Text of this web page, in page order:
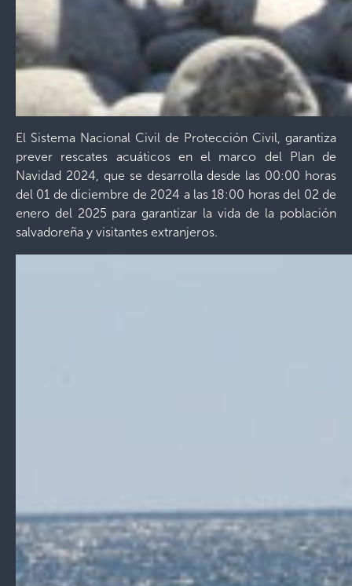
El Sistema Nacional Civil de Protección Civil, garantiza
prever rescates acuáticos en el marco del Plan de
Navidad 2024, que se desarrolla desde las 00:00 horas
del 01 de diciembre de 2024 a las 18:00 horas del 02 de
enero del 2025 para garantizar la vida de la población
salvadoreña y visitantes extranjeros.